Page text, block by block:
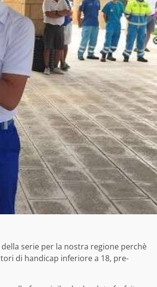
serie per la nostra regione perchè
di handicap inferiore a 18, pre-